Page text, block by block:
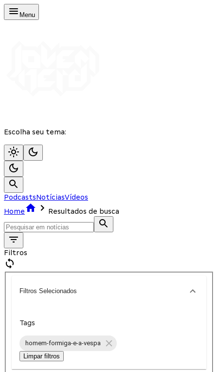
Menu
Escolha seu tema:
PodcastsNotíciasVídeos
Home
Resultados de busca
Filtros
Filtros Selecionados
Tags
homem-formiga-e-a-vespa
Limpar filtros